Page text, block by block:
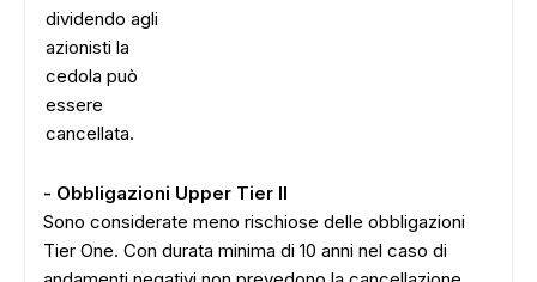
dividendo agli
azionisti la
cedola può
essere
cancellata.
- Obbligazioni Upper Tier II
Sono considerate meno rischiose delle obbligazioni
Tier One. Con durata minima di 10 anni nel caso di